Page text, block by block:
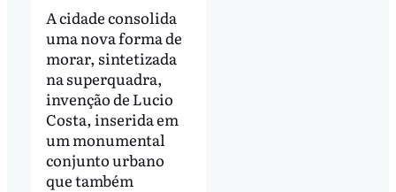
A cidade consolida
uma nova forma de
morar, sintetizada
na superquadra,
invenção de Lucio
Costa, inserida em
um monumental
conjunto urbano
que também